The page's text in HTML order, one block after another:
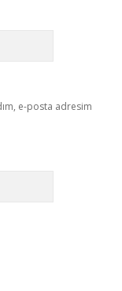
e-posta adresim